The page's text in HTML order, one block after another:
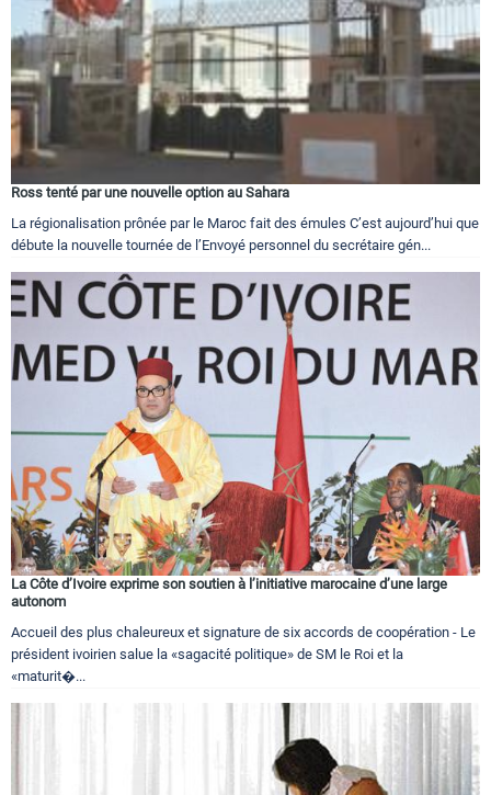
Ross tenté par une nouvelle option au Sahara
La régionalisation prônée par le Maroc fait des émules C’est aujourd’hui que
débute la nouvelle tournée de l’Envoyé personnel du secrétaire gén...
La Côte d’Ivoire exprime son soutien à l’initiative marocaine d’une large
autonom
Accueil des plus chaleureux et signature de six accords de coopération - Le
président ivoirien salue la «sagacité politique» de SM le Roi et la
«maturit�...